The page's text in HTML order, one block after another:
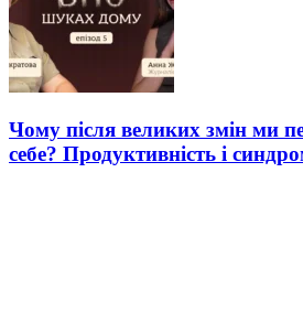
Чому після великих змін ми
себе? Продуктивність і